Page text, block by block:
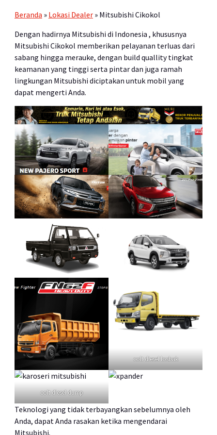
Beranda » Lokasi Dealer » Mitsubishi Cikokol
Dengan hadirnya Mitsubishi di Indonesia , khususnya
Mitsubishi Cikokol memberikan pelayanan terluas dari
sabang hingga merauke, dengan build quallity tingkat
keamanan yang tinggi serta pintar dan juga ramah
lingkungan Mitsubishi diciptakan untuk mobil yang
dapat mengerti Anda.
colt diesel losbak
colt diesel dump
Teknologi yang tidak terbayangkan sebelumnya oleh
Anda, dapat Anda rasakan ketika mengendarai
Mitsubishi.